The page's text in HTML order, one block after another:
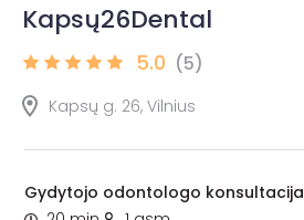
Kapsų26Dental
5.0 (5)
Kapsų g. 26, Vilnius
Gydytojo odontologo konsultacija